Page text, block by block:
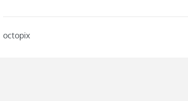
octopix